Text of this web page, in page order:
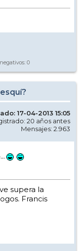
0
17-04-2013 15:05
20 años antes
Mensajes: 2.963
supera la
Francis